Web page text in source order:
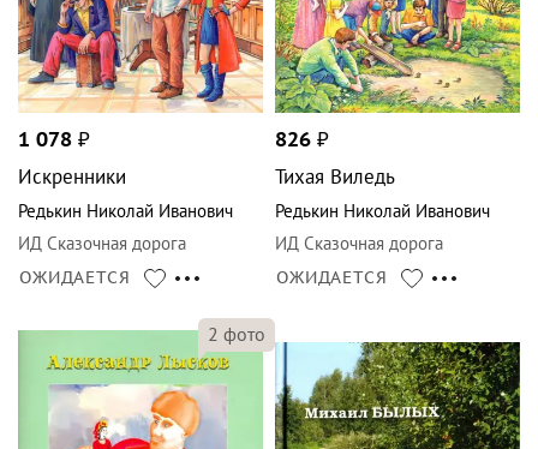
1 078 ₽
Искренники
Редькин Николай Иванович
ИД Сказочная дорога
ОЖИДАЕТСЯ
826 ₽
Тихая Виледь
Редькин Николай Иванович
ИД Сказочная дорога
ОЖИДАЕТСЯ
2 фото